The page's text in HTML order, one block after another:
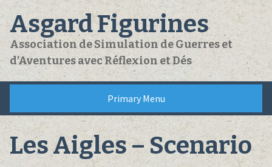
Skip
to
content
Asgard Figurines
Association de Simulation de Guerres et
d’Aventures avec Réflexion et Dés
Primary Menu
Les Aigles – Scenario